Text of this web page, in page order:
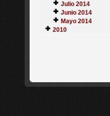
Julio 2014
Junio 2014
Mayo 2014
2010